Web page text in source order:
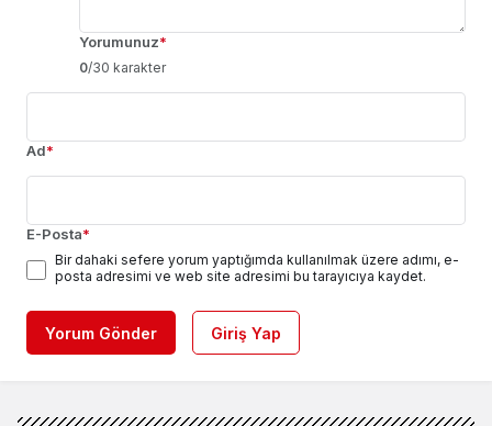
Yorumunuz*
0/30 karakter
Ad*
E-Posta*
Bir dahaki sefere yorum yaptığımda kullanılmak üzere adımı, e-
posta adresimi ve web site adresimi bu tarayıcıya kaydet.
Yorum Gönder Giriş Yap